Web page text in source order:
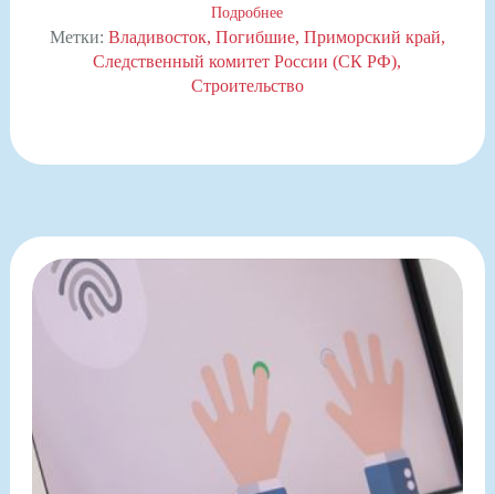
Подробнее
Метки: Владивосток Погибшие Приморский край
Следственный комитет России (СК РФ)
Строительство